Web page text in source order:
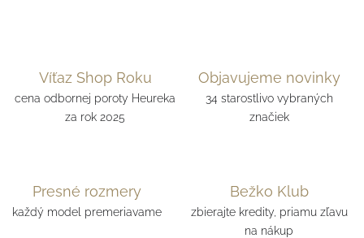
Víťaz Shop Roku
cena odbornej poroty Heureka
za rok 2025
Objavujeme novinky
34 starostlivo vybraných
značiek
Presné rozmery
každý model premeriavame
Bežko Klub
zbierajte kredity, priamu zľavu
na nákup